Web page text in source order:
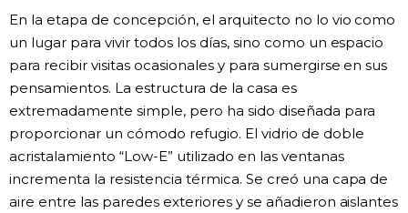
En la etapa de concepción, el arquitecto no lo vio como
un lugar para vivir todos los días, sino como un espacio
para recibir visitas ocasionales y para sumergirse en sus
pensamientos. La estructura de la casa es
extremadamente simple, pero ha sido diseñada para
proporcionar un cómodo refugio. El vidrio de doble
acristalamiento “Low-E” utilizado en las ventanas
incrementa la resistencia térmica. Se creó una capa de
aire entre las paredes exteriores y se añadieron aislantes